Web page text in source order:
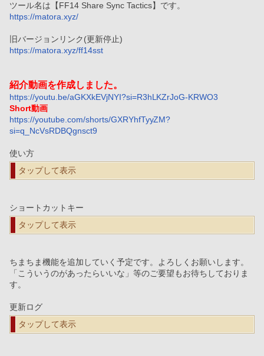
ツール名は【FF14 Share Sync Tactics】です。
https://matora.xyz/
旧バージョンリンク(更新停止)
https://matora.xyz/ff14sst
紹介動画を作成しました。
https://youtu.be/aGKXkEVjNYI?si=R3hLKZrJoG-KRWO3
Short動画
https://youtube.com/shorts/GXRYhfTyyZM?
si=q_NcVsRDBQgnsct9
使い方
タップして表示
ショートカットキー
タップして表示
ちまちま機能を追加していく予定です。よろしくお願いします。
「こういうのがあったらいいな」等のご要望もお待ちしておりま
す。
更新ログ
タップして表示